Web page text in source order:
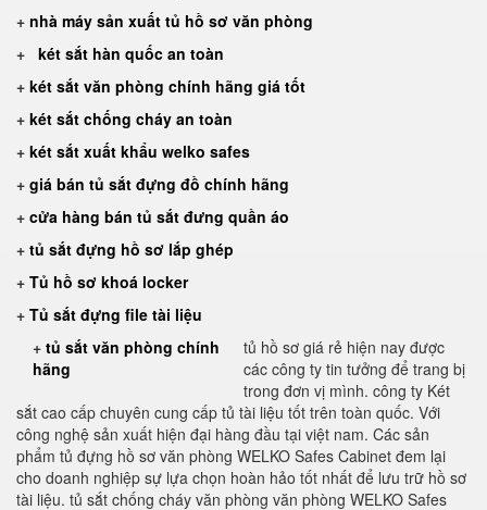
+ nhà máy sản xuất tủ hồ sơ văn phòng
+ két sắt hàn quốc an toàn
+ két sắt văn phòng chính hãng giá tốt
+ két sắt chống cháy an toàn
+ két sắt xuất khẩu welko safes
+ giá bán tủ sắt đựng đồ chính hãng
+ cửa hàng bán tủ sắt đưng quần áo
+ tủ sắt đựng hồ sơ lắp ghép
+ Tủ hồ sơ khoá locker
+ Tủ sắt đựng file tài liệu
+ tủ sắt văn phòng chính
hãng
tủ hồ sơ giá rẻ hiện nay được
các công ty tin tưởng để trang bị
trong đơn vị mình. công ty Két
sắt cao cấp chuyên cung cấp tủ tài liệu tốt trên toàn quốc. Với
công nghệ sản xuất hiện đại hàng đầu tại việt nam. Các sản
phẩm tủ đựng hồ sơ văn phòng WELKO Safes Cabinet đem lại
cho doanh nghiệp sự lựa chọn hoàn hảo tốt nhất để lưu trữ hồ sơ
tài liệu. tủ sắt chống cháy văn phòng văn phòng WELKO Safes